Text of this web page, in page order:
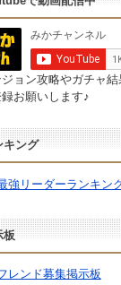
ジョン攻略やガチャ
お願いします♪
キング
強リーダーランキン
板
レンド募集掲示板